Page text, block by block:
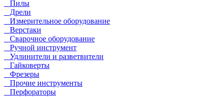
Пилы
Дрели
Измерительное оборудование
Верстаки
Сварочное оборудование
Ручной инструмент
Удлинители и разветвители
Гайковерты
Фрезеры
Прочие инструменты
Перфораторы